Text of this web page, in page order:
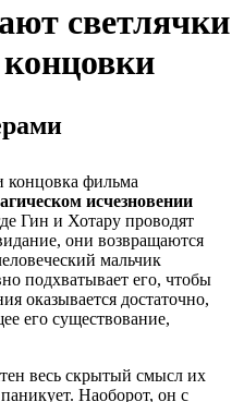
светлячки
фильма
исчезновении
Гин и Хотару проводят
они возвращаются
мальчик
подхватывает его, чтобы
оказывается достаточно,
его существование,
весь скрытый смысл их
Наоборот, он с